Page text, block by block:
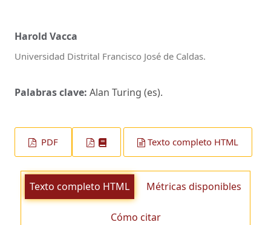
Harold Vacca
Universidad Distrital Francisco José de Caldas.
Palabras clave: Alan Turing (es).
PDF Texto completo HTML
Texto completo HTML Métricas disponibles
Cómo citar